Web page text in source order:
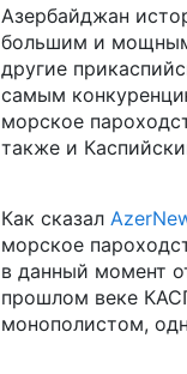
Азербайджан
большим и мощным
другие
самым
морское
также и
Как сказал
морское
в данный момент
прошлом веке
монополистом,